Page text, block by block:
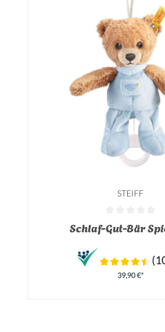
STEIFF
Durchschnittliche
Schlaf-Gut-Bär
39,90 €*